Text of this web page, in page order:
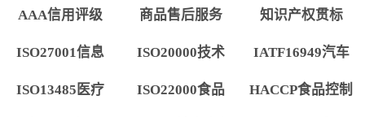
AAA信用评级 商品售后服务 知识产权贯标
ISO27001信息 ISO20000技术 IATF16949汽车
ISO13485医疗 ISO22000食品 HACCP食品控制